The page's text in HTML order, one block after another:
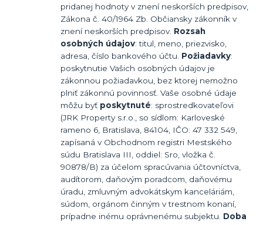
pridanej hodnoty v znení neskorších predpisov,
Zákona č. 40/1964 Zb. Občiansky zákonník v
znení neskorších predpisov. Rozsah
osobných údajov: titul, meno, priezvisko,
adresa, číslo bankového účtu. Požiadavky:
poskytnutie Vašich osobných údajov je
zákonnou požiadavkou, bez ktorej nemožno
plniť zákonnú povinnosť. Vaše osobné údaje
môžu byť poskytnuté: sprostredkovateľovi
(JRK Property s.r.o., so sídlom: Karloveské
rameno 6, Bratislava, 84104, IČO: 47 332 549,
zapísaná v Obchodnom registri Mestského
súdu Bratislava III, oddiel: Sro, vložka č.
90878/B) za účelom spracúvania účtovníctva,
audítorom, daňovým poradcom, daňovému
úradu, zmluvným advokátskym kanceláriám,
súdom, orgánom činným v trestnom konaní,
prípadne inému oprávnenému subjektu. Doba